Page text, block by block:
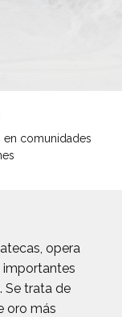
en comunidades
opera
importantes
Se trata de
oro más